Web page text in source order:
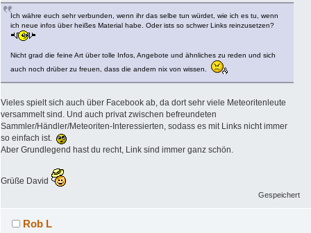
Ich währe euch sehr verbunden, wenn ihr das selbe tun würdet, wie ich es tu, wenn
ich neue infos über heißes Material habe. Oder ists so schwer Links reinzusetzen?
Nicht grad die feine Art über tolle Infos, Angebote und ähnliches zu reden und sich
auch noch drüber zu freuen, dass die andern nix von wissen.
Vieles spielt sich auch über Facebook ab, da dort sehr viele Meteoritenleute
versammelt sind. Und auch privat zwischen befreundeten
Sammler/Händler/Meteoriten-Interessierten, sodass es mit Links nicht immer
so einfach ist.
Aber Grundlegend hast du recht, Link sind immer ganz schön.
Grüße David
Gespeichert
Rob L